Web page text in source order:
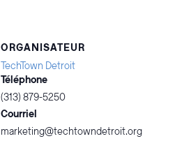
ORGANISATEUR
TechTown Detroit
Téléphone
(313) 879-5250
Courriel
marketing@techtowndetroit.org